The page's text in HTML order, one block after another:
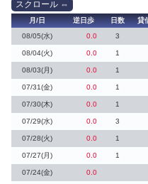
月/日 逆日歩 日数 貸
08/05(水)
0.0 3
08/04(火) 0.0 1
08/03(月) 0.0 1
07/31(金) 0.0 1
07/30(木) 0.0 1
07/29(水) 0.0 3
07/28(火) 0.0 1
07/27(月) 0.0 1
07/24(金) 0.0